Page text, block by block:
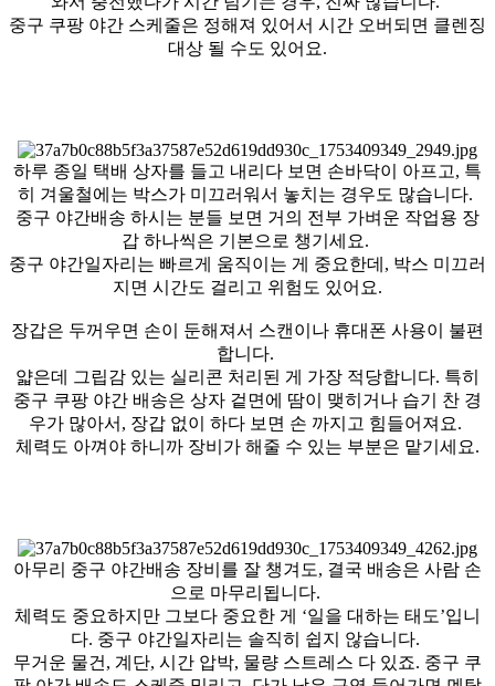
중구 쿠팡 야간 스케줄은 정해져 있어서 시간 오버되면 클렌징
대상 될 수도 있어요.
하루 종일 택배 상자를 들고 내리다 보면 손바닥이 아프고, 특
히 겨울철에는 박스가 미끄러워서 놓치는 경우도 많습니다.
중구 야간배송 하시는 분들 보면 거의 전부 가벼운 작업용 장
갑 하나씩은 기본으로 챙기세요.
중구 야간일자리는 빠르게 움직이는 게 중요한데, 박스 미끄러
지면 시간도 걸리고 위험도 있어요.
장갑은 두꺼우면 손이 둔해져서 스캔이나 휴대폰 사용이 불편
합니다.
얇은데 그립감 있는 실리콘 처리된 게 가장 적당합니다. 특히
중구 쿠팡 야간 배송은 상자 겉면에 땀이 맺히거나 습기 찬 경
우가 많아서, 장갑 없이 하다 보면 손 까지고 힘들어져요.
체력도 아껴야 하니까 장비가 해줄 수 있는 부분은 맡기세요.
아무리 중구 야간배송 장비를 잘 챙겨도, 결국 배송은 사람 손
으로 마무리됩니다.
체력도 중요하지만 그보다 중요한 게 ‘일을 대하는 태도’입니
다. 중구 야간일자리는 솔직히 쉽지 않습니다.
무거운 물건, 계단, 시간 압박, 물량 스트레스 다 있죠. 중구 쿠